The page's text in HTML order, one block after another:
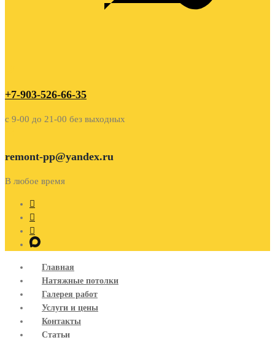
+7-903-526-66-35
c 9-00 до 21-00 без выходных
remont-pp@yandex.ru
В любое время
Главная
Натяжные потолки
Галерея работ
Услуги и цены
Контакты
Статьи